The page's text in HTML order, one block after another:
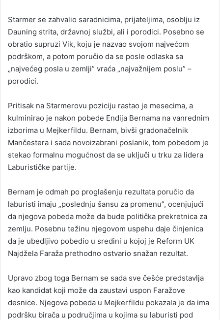
Starmer se zahvalio saradnicima, prijateljima, osoblju iz
Dauning strita, državnoj službi, ali i porodici. Posebno se
obratio supruzi Vik, koju je nazvao svojom najvećom
podrškom, a potom poručio da se posle odlaska sa
„najvećeg posla u zemlji” vraća „najvažnijem poslu” –
porodici.
Pritisak na Starmerovu poziciju rastao je mesecima, a
kulminirao je nakon pobede Endija Bernama na vanrednim
izborima u Mejkerfildu. Bernam, bivši gradonačelnik
Mančestera i sada novoizabrani poslanik, tom pobedom je
stekao formalnu mogućnost da se uključi u trku za lidera
Laburističke partije.
Bernam je odmah po proglašenju rezultata poručio da
laburisti imaju „poslednju šansu za promenu”, ocenjujući
da njegova pobeda može da bude politička prekretnica za
zemlju. Posebnu težinu njegovom uspehu daje činjenica
da je ubedljivo pobedio u sredini u kojoj je Reform UK
Najdžela Faraža prethodno ostvario snažan rezultat.
Upravo zbog toga Bernam se sada sve češće predstavlja
kao kandidat koji može da zaustavi uspon Faražove
desnice. Njegova pobeda u Mejkerfildu pokazala je da ima
podršku birača u područjima u kojima su laburisti pod